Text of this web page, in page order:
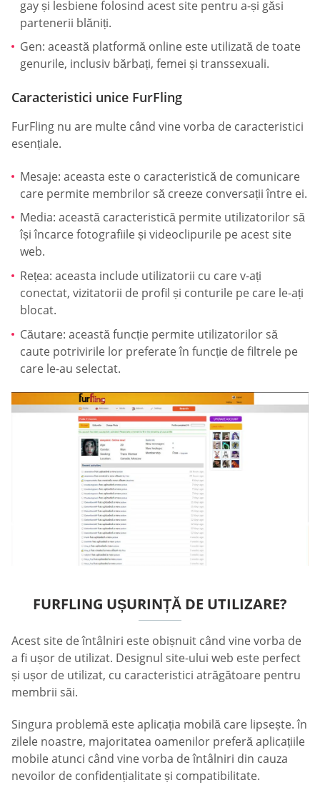
gay și lesbiene folosind acest site pentru a-și găsi
partenerii blăniți.
Gen: această platformă online este utilizată de toate
genurile, inclusiv bărbați, femei și transsexuali.
Caracteristici unice FurFling
FurFling nu are multe când vine vorba de caracteristici
esențiale.
Mesaje: aceasta este o caracteristică de comunicare
care permite membrilor să creeze conversații între ei.
Media: această caracteristică permite utilizatorilor să
își încarce fotografiile și videoclipurile pe acest site
web.
Rețea: aceasta include utilizatorii cu care v-ați
conectat, vizitatorii de profil și conturile pe care le-ați
blocat.
Căutare: această funcție permite utilizatorilor să
caute potrivirile lor preferate în funcție de filtrele pe
care le-au selectat.
FURFLING UȘURINȚĂ DE UTILIZARE?
Acest site de întâlniri este obișnuit când vine vorba de
a fi ușor de utilizat. Designul site-ului web este perfect
și ușor de utilizat, cu caracteristici atrăgătoare pentru
membrii săi.
Singura problemă este aplicația mobilă care lipsește. în
zilele noastre, majoritatea oamenilor preferă aplicațiile
mobile atunci când vine vorba de întâlniri din cauza
nevoilor de confidențialitate și compatibilitate.